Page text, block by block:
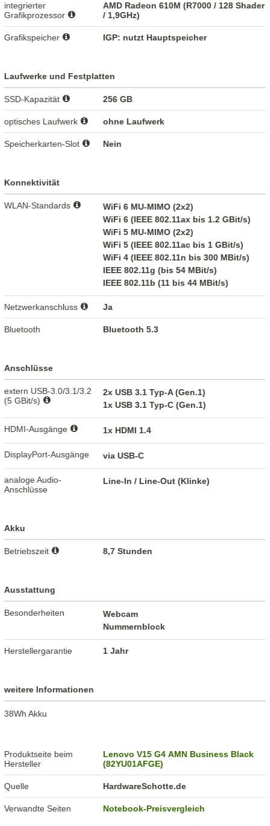
integrierter
Grafikprozessor
AMD Radeon 610M (R7000 / 128 Shader
/ 1,9GHz)
Grafikspeicher IGP: nutzt Hauptspeicher
Laufwerke und Festplatten
SSD-Kapazität 256 GB
optisches Laufwerk ohne Laufwerk
Speicherkarten-Slot Nein
Konnektivität
WLAN-Standards
WiFi 6 MU-MIMO (2x2)
WiFi 6 (IEEE 802.11ax bis 1.2 GBit/s)
WiFi 5 MU-MIMO (2x2)
WiFi 5 (IEEE 802.11ac bis 1 GBit/s)
WiFi 4 (IEEE 802.11n bis 300 MBit/s)
IEEE 802.11g (bis 54 MBit/s)
IEEE 802.11b (11 bis 44 MBit/s)
Netzwerkanschluss Ja
Bluetooth Bluetooth 5.3
Anschlüsse
extern USB-3.0/3.1/3.2
(5 GBit/s)
2x USB 3.1 Typ-A (Gen.1)
1x USB 3.1 Typ-C (Gen.1)
HDMI-Ausgänge 1x HDMI 1.4
DisplayPort-Ausgänge via USB-C
analoge Audio-
Anschlüsse
Line-In / Line-Out (Klinke)
Akku
Betriebszeit 8,7 Stunden
Ausstattung
Besonderheiten
Webcam
Nummernblock
Herstellergarantie 1 Jahr
weitere Informationen
38Wh Akku
Produktseite beim
Hersteller
Lenovo V15 G4 AMN Business Black
(82YU01AFGE)
Quelle HardwareSchotte.de
Verwandte Seiten Notebook-Preisvergleich